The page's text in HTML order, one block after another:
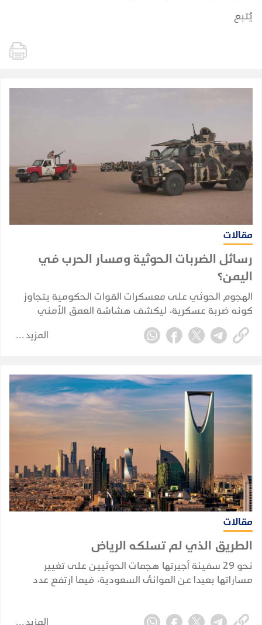
يُتبع
مقالات
رسائل الضربات الحوثية ومسار الحرب في
اليمن؟
الهجوم الحوثي على معسكرات القوات الحكومية يتجاوز
كونه ضربة عسكرية، ليكشف هشاشة العمق الأمني
والاستخباري ويضع الحكومة أمام اختبار حقيقي لحماية
الممرات الحيوية واستعادة زمام المبادرة.
المزيد
مقالات
الطريق الذي لم تسلكه الرياض
نحو 29 سفينة أجبرتها هجمات الحوثيين على تغيير
مساراتها بعيدا عن الموانئ السعودية، فيما ارتفع عدد
المزيد